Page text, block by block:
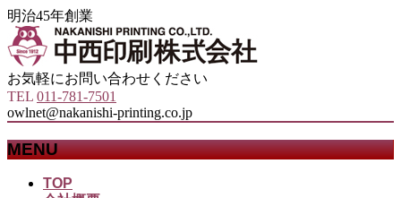
明治45年創業
お気軽にお問い合わせください
TEL 011-781-7501
owlnet@nakanishi-printing.co.jp
MENU
TOP